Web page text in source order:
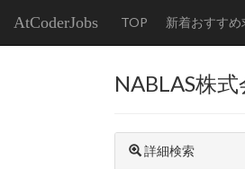
AtCoderJobs TOP 新着おすすめ
NABLAS株
詳細検索